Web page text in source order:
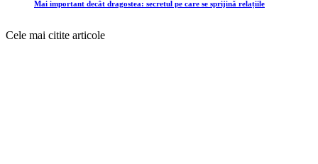
Mai important decât dragostea: secretul pe care se sprijină relațiile
Cele mai citite articole